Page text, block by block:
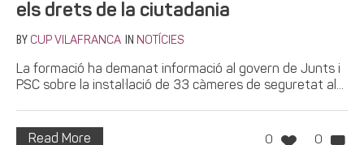
els drets de la ciutadania
BY CUP VILAFRANCA IN NOTÍCIES
La formació ha demanat informació al govern de Junts i
PSC sobre la instal·lació de 33 càmeres de seguretat al...
0 0
Read More